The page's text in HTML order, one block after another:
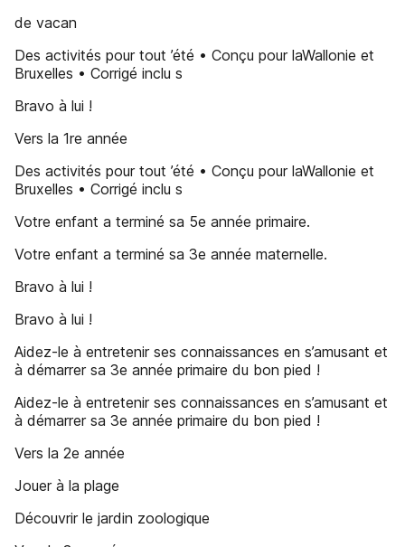
de vacan
Des activités pour tout ’été • Conçu pour laWallonie et
Bruxelles • Corrigé inclu s
Bravo à lui !
Vers la 1re année
Des activités pour tout ’été • Conçu pour laWallonie et
Bruxelles • Corrigé inclu s
Votre enfant a terminé sa 5e année primaire.
Votre enfant a terminé sa 3e année maternelle.
Bravo à lui !
Bravo à lui !
Aidez-le à entretenir ses connaissances en s’amusant et
à démarrer sa 3e année primaire du bon pied !
Aidez-le à entretenir ses connaissances en s’amusant et
à démarrer sa 3e année primaire du bon pied !
Vers la 2e année
Jouer à la plage
Découvrir le jardin zoologique